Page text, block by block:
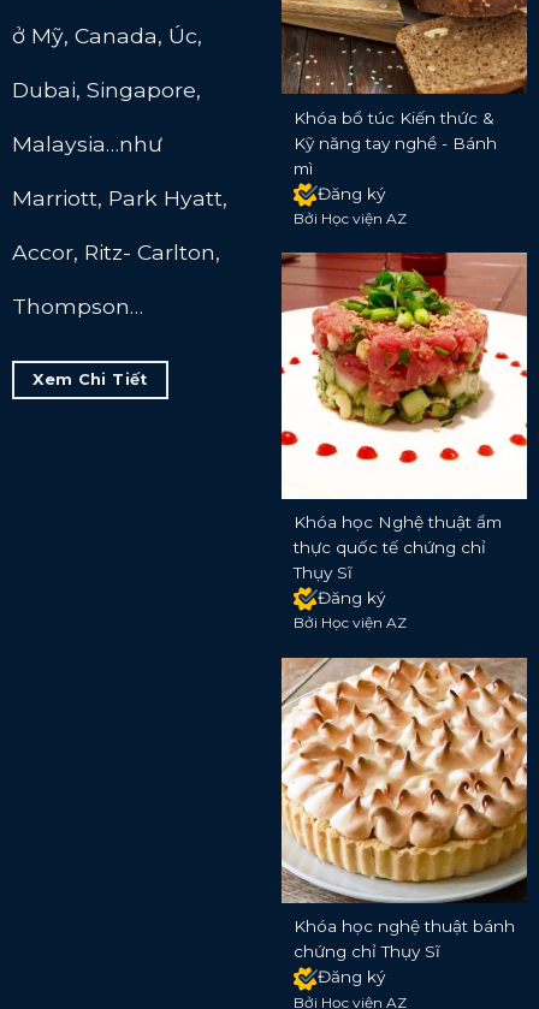
ở Mỹ, Canada, Úc,
Dubai, Singapore,
Malaysia…như
Marriott, Park Hyatt,
Accor, Ritz- Carlton,
Thompson…
Xem Chi Tiết
Khóa bổ túc Kiến thức &
Kỹ năng tay nghề - Bánh
mì
Đăng ký
Bởi Học viện AZ
Khóa học Nghệ thuật ẩm
thực quốc tế chứng chỉ
Thụy Sĩ
Đăng ký
Bởi Học viện AZ
Khóa học nghệ thuật bánh
chứng chỉ Thụy Sĩ
Đăng ký
Bởi Học viện AZ